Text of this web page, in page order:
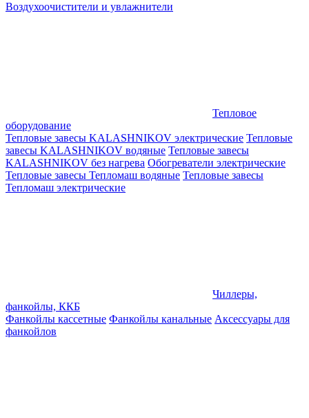
Воздухоочистители и увлажнители
Тепловое
оборудование
Тепловые завесы KALASHNIKOV электрические Тепловые
завесы KALASHNIKOV водяные Тепловые завесы
KALASHNIKOV без нагрева Обогреватели электрические
Тепловые завесы Тепломаш водяные Тепловые завесы
Тепломаш электрические
Чиллеры,
фанкойлы, ККБ
Фанкойлы кассетные Фанкойлы канальные Аксессуары для
фанкойлов